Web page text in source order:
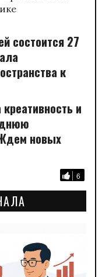
состоится 27
к
и
новых
6